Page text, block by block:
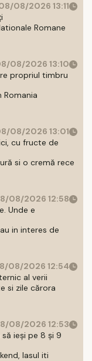
08/2026 13:11
Romane
08/2026 13:10
propriul timbru
08/2026 13:01
cu fructe de
si o cremă rece
08/2026 12:58
Unde e
in interes de
08/2026 12:54
al verii
si zile cărora
08/2026 12:53
ieși pe 8 și 9
Iasul iti